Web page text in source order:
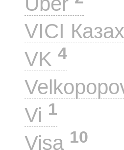
VICI
VK 4
Vi 1
Visa 10